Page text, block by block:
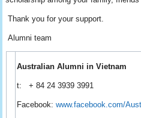
Thank you for your support.
Alumni team
Australian Alumni in Vietnam
t: + 84 24 3939 3991
Facebook:www.facebook.com/